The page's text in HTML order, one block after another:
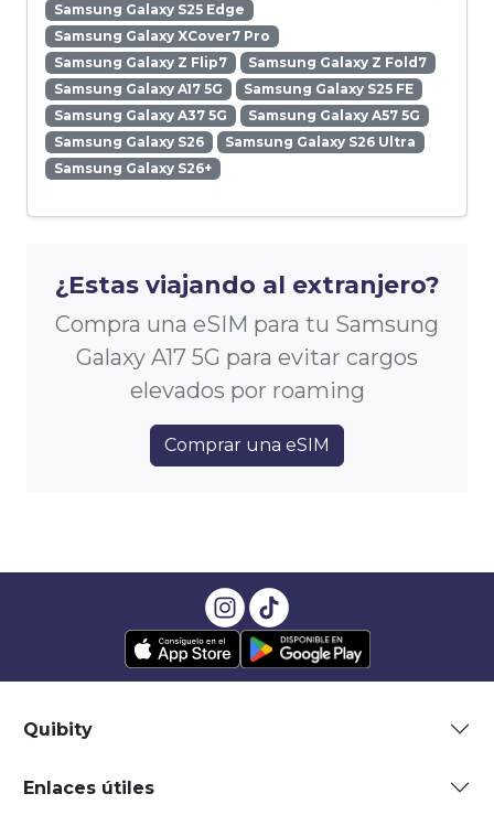
Samsung Galaxy S25 Edge
Samsung Galaxy XCover7 Pro
Samsung Galaxy Z Flip7
Samsung Galaxy Z Fold7
Samsung Galaxy A17 5G
Samsung Galaxy S25 FE
Samsung Galaxy A37 5G
Samsung Galaxy A57 5G
Samsung Galaxy S26
Samsung Galaxy S26 Ultra
Samsung Galaxy S26+
¿Estas viajando al extranjero?
Compra una eSIM para tu Samsung
Galaxy A17 5G para evitar cargos
elevados por roaming
Comprar una eSIM
Quibity
Enlaces útiles